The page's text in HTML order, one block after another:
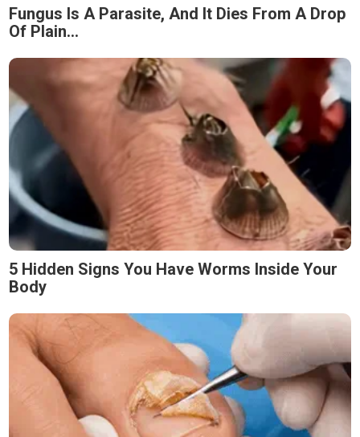
Fungus Is A Parasite, And It Dies From A Drop
Of Plain...
5 Hidden Signs You Have Worms Inside Your
Body